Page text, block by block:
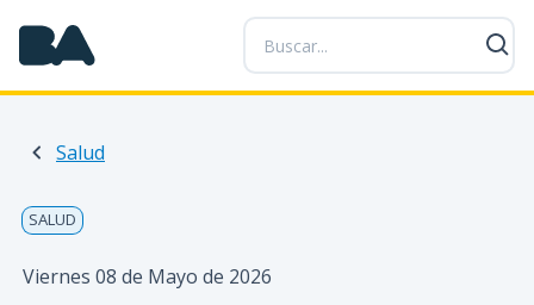
P
a
s
a
n
Salud
SALUD
Viernes 08 de Mayo de 2026